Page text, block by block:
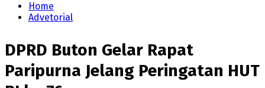
Home
Advetorial
DPRD Buton Gelar Rapat
Paripurna Jelang Peringatan HUT